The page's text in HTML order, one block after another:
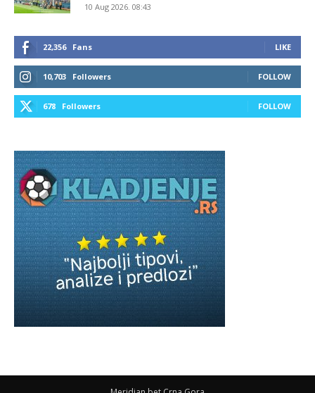
10 Aug 2026. 08:43
22,356 Fans LIKE
10,703 Followers FOLLOW
678 Followers FOLLOW